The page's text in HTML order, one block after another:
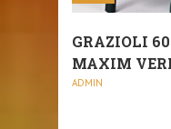
GRAZIOLI
MAXIM
ADMIN